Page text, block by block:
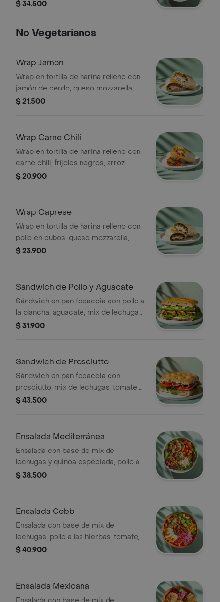
de berenjena (5 unds), tomate cherry,
$ 34.500
No Vegetarianos
Wrap Jamón
Wrap en tortilla de harina relleno con
jamón de cerdo, queso mozzarella,
lechuga, tomate y alioli.
$ 21.500
Wrap Carne Chili
Wrap en tortilla de harina relleno con
carne chili, fríjoles negros, arroz
achiotado, queso mozzarella, pico de
$ 20.900
Wrap Caprese
Wrap en tortilla de harina relleno con
pollo en cubos, queso mozzarella,
tomate, espinaca y pesto.
$ 23.900
Sandwich de Pollo y Aguacate
Sándwich en pan focaccia con pollo a
la plancha, aguacate, mix de lechugas
y mayonesa de ajo.
$ 31.900
Sandwich de Prosciutto
Sándwich en pan focaccia con
prosciutto, mix de lechugas, tomate y
mayonesa de ajo.
$ 43.500
Ensalada Mediterránea
Ensalada con base de mix de
lechugas y quinoa especiada, pollo a
las hierbas, tomate cherry, queso feta,
$ 38.500
Ensalada Cobb
Ensalada con base de mix de
lechugas, pollo a las hierbas, tomate,
huevo duro, tocineta, aguacate,
$ 40.900
Ensalada Mexicana